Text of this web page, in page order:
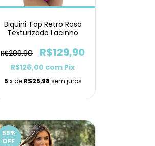
Biquini Top Retro Rosa
Texturizado Lacinho
R$289,90 R$129,90
R$126,00 com Pix
5 x de R$25,98 sem juros
55%
OFF